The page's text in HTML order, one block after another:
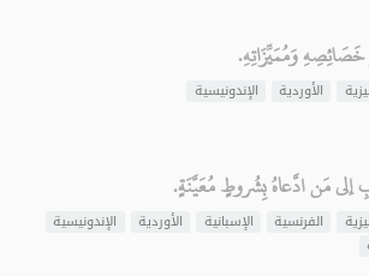
وَمُمَيِّزَاتِهِ.
الأوردية الإندونيسية
مَن ادَّعاهُ بِشُروطٍ مُعَيَّنَةٍ.
الفرنسية الإسبانية الأوردية
الإندونيسية